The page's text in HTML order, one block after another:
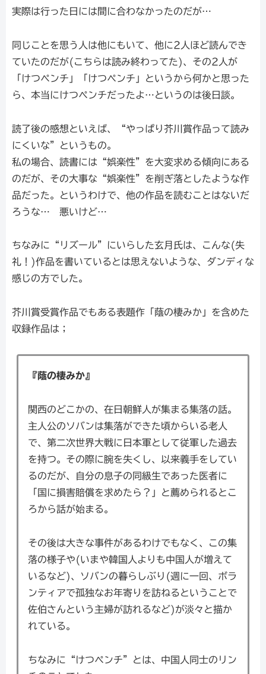
実際は行った日には間に合わなかったのだが…
同じことを思う人は他にもいて、他に2人ほど読んでき
ていたのだが(こちらは読み終わってた)、その2人が
「けつペンチ」「けつペンチ」というから何かと思った
ら、本当にけつペンチだったよ…というのは後日談。
読了後の感想といえば、“やっぱり芥川賞作品って読み
にくいな”というもの。
私の場合、読書には“娯楽性”を大変求める傾向にある
のだが、その大事な“娯楽性”を削ぎ落としたような作
品だった。というわけで、他の作品を読むことはないだ
ろうな… 悪いけど…
ちなみに“リズール”にいらした玄月氏は、こんな(失
礼！)作品を書いているとは思えないような、ダンディな
感じの方でした。
芥川賞受賞作品でもある表題作「蔭の棲みか」を含めた
収録作品は；
『蔭の棲みか』
関西のどこかの、在日朝鮮人が集まる集落の話。
主人公のソバンは集落ができた頃からいる老人
で、第二次世界大戦に日本軍として従軍した過去
を持つ。その際に腕を失くし、以来義手をしてい
るのだが、自分の息子の同級生であった医者に
「国に損害賠償を求めたら？」と薦められるとこ
ろから話が始まる。
その後は大きな事件があるわけでもなく、この集
落の様子や(いまや韓国人よりも中国人が増えて
いるなど)、ソバンの暮らしぶり(週に一回、ボラ
ンティアで孤独なお年寄りを訪ねるということで
佐伯さんという主婦が訪れるなど)が淡々と描か
れている。
ちなみに“けつペンチ”とは、中国人同士のリン